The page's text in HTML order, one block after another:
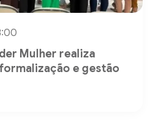
Mulher realiza
e gestão